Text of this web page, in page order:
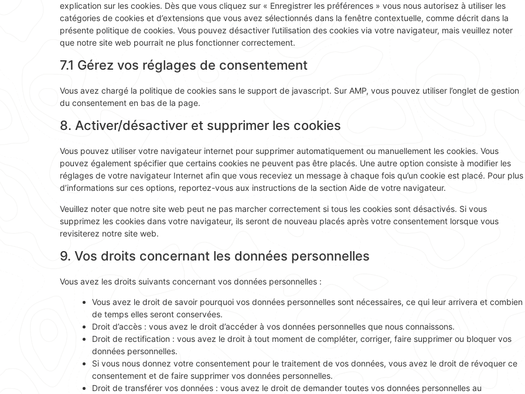
explication sur les cookies. Dès que vous cliquez sur « Enregistrer les préférences » vous nous autorisez à utiliser les
catégories de cookies et d’extensions que vous avez sélectionnés dans la fenêtre contextuelle, comme décrit dans la
présente politique de cookies. Vous pouvez désactiver l’utilisation des cookies via votre navigateur, mais veuillez noter
que notre site web pourrait ne plus fonctionner correctement.
7.1 Gérez vos réglages de consentement
Vous avez chargé la politique de cookies sans le support de javascript. Sur AMP, vous pouvez utiliser l’onglet de gestion
du consentement en bas de la page.
8. Activer/désactiver et supprimer les cookies
Vous pouvez utiliser votre navigateur internet pour supprimer automatiquement ou manuellement les cookies. Vous
pouvez également spécifier que certains cookies ne peuvent pas être placés. Une autre option consiste à modifier les
réglages de votre navigateur Internet afin que vous receviez un message à chaque fois qu’un cookie est placé. Pour plus
d’informations sur ces options, reportez-vous aux instructions de la section Aide de votre navigateur.
Veuillez noter que notre site web peut ne pas marcher correctement si tous les cookies sont désactivés. Si vous
supprimez les cookies dans votre navigateur, ils seront de nouveau placés après votre consentement lorsque vous
revisiterez notre site web.
9. Vos droits concernant les données personnelles
Vous avez les droits suivants concernant vos données personnelles :
Vous avez le droit de savoir pourquoi vos données personnelles sont nécessaires, ce qui leur arrivera et combien
de temps elles seront conservées.
Droit d’accès : vous avez le droit d’accéder à vos données personnelles que nous connaissons.
Droit de rectification : vous avez le droit à tout moment de compléter, corriger, faire supprimer ou bloquer vos
données personnelles.
Si vous nous donnez votre consentement pour le traitement de vos données, vous avez le droit de révoquer ce
consentement et de faire supprimer vos données personnelles.
Droit de transférer vos données : vous avez le droit de demander toutes vos données personnelles au